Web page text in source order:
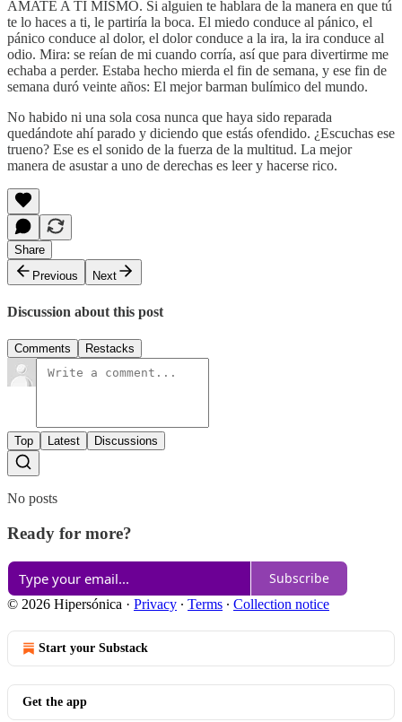
ÁMATE A TI MISMO. Si alguien te hablara de la manera en que tú
te lo haces a ti, le partiría la boca. El miedo conduce al pánico, el
pánico conduce al dolor, el dolor conduce a la ira, la ira conduce al
odio. Mira: se reían de mi cuando corría, así que para divertirme me
echaba a perder. Estaba hecho mierda el fin de semana, y ese fin de
semana duró veinte años: El mejor barman bulímico del mundo.
No habido ni una sola cosa nunca que haya sido reparada
quedándote ahí parado y diciendo que estás ofendido. ¿Escuchas ese
trueno? Ese es el sonido de la fuerza de la multitud. La mejor
manera de asustar a uno de derechas es leer y hacerse rico.
Share
Previous
Next
Discussion about this post
Comments Restacks
Top Latest Discussions
No posts
Ready for more?
Subscribe
© 2026 Hipersónica · Privacy ∙ Terms ∙ Collection notice
Start your Substack
Get the app